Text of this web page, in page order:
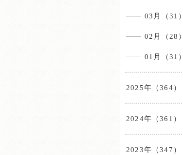
03月（31）
02月（28）
01月（31）
2025年（364）
2024年（361）
2023年（347）